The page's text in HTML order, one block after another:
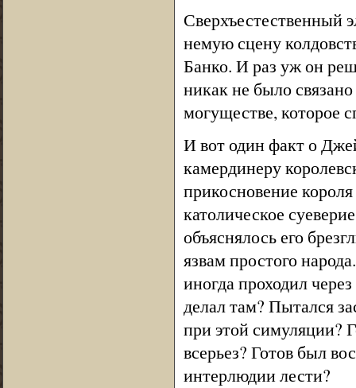
Сверхъестественный
немую сцену
Банко. И раз уж он
никак не было
могуществе, которое
И вот один факт о
камердинеру
прикосновение
католическое
объяснялось его
язвам простого
иногда проходил
делал там? Пытался
при этой симуляции?
всерьез? Готов был
интерлюдии лести?